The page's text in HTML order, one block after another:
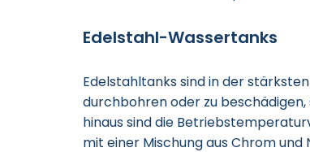
Edelstahl-Wassertanks
Edelstahltanks sind in der
durchbohren oder zu
hinaus sind die
mit einer Mischung aus Chrom